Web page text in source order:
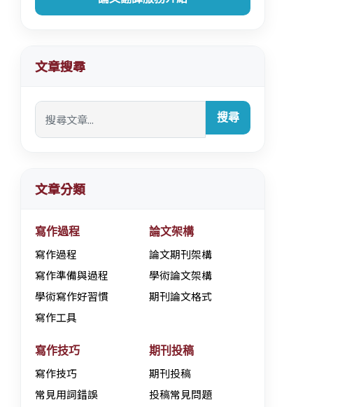
文章搜尋
搜尋
文章分類
寫作過程
寫作過程
寫作準備與過程
學術寫作好習慣
寫作工具
論文架構
論文期刊架構
學術論文架構
期刊論文格式
寫作技巧
寫作技巧
常見用詞錯誤
期刊投稿
期刊投稿
投稿常見問題